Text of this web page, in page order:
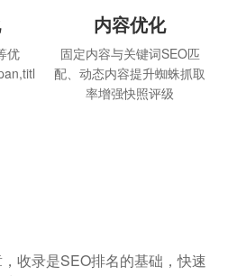
优
内容优化
固定内容与关键词SEO匹
配、动态内容提升蜘蛛抓取
率增强快照评级
收录是SEO排名的基础，快速